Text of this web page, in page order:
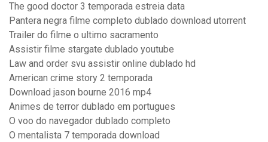
The good doctor 3 temporada estreia data
Pantera negra filme completo dublado download utorrent
Trailer do filme o ultimo sacramento
Assistir filme stargate dublado youtube
Law and order svu assistir online dublado hd
American crime story 2 temporada
Download jason bourne 2016 mp4
Animes de terror dublado em portugues
O voo do navegador dublado completo
O mentalista 7 temporada download